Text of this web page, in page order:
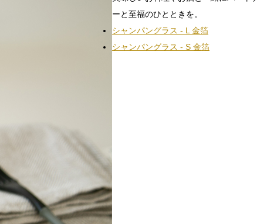
ーと至福のひとときを。
シャンパングラス - L 金箔
シャンパングラス - S 金箔